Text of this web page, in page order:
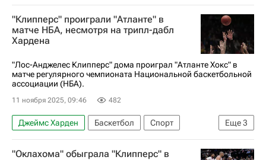
Лука Дончич
Ивица Зубац
Лос-Анджелес Клипперс
Лос-Анджелес Лейкерс
НБА
"Клипперс" проиграли "Атланте" в
матче НБА, несмотря на трипл-дабл
Хардена
"Лос-Анджелес Клипперс" дома проиграл "Атланте Хокс" в
матче регулярного чемпионата Национальной баскетбольной
ассоциации (НБА).
11 ноября 2025, 09:46 482
Еще3
Джеймс Харден Баскетбол
Спорт
Ивица Зубац
Лос-Анджелес Клипперс
"Оклахома" обыграла "Клипперс" в